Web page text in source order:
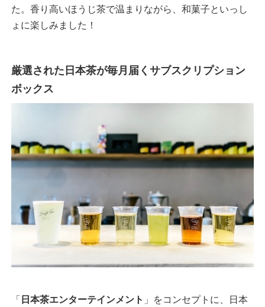
た。香り高いほうじ茶で温まりながら、和菓子といっし
ょに楽しみました！
厳選された日本茶が毎月届くサブスクリプション
ボックス
「日本茶エンターテインメント 」をコンセプトに、日本